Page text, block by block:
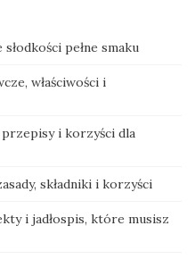
pełne smaku
właściwości i
i korzyści dla
składniki i korzyści
i jadłospis, które musisz